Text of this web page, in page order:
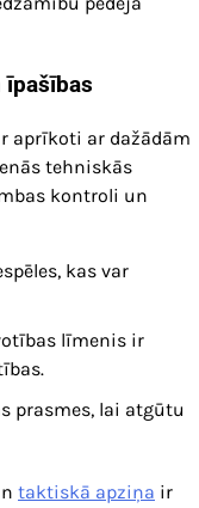
īpašības
aprīkoti ar dažādām
tehniskās
kontroli un
kas var
līmenis ir
prasmes, lai atgūtu
taktiskā apziņa ir